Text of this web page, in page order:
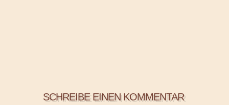
SCHREIBE EINEN KOMMENTAR